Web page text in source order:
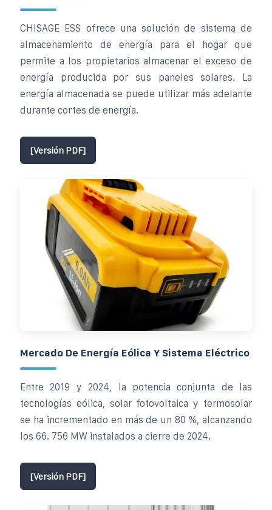
CHISAGE ESS ofrece una solución de sistema de
almacenamiento de energía para el hogar que
permite a los propietarios almacenar el exceso de
energía producida por sus paneles solares. La
energía almacenada se puede utilizar más adelante
durante cortes de energía.
[Versión PDF]
Mercado De Energía Eólica Y Sistema Eléctrico
Entre 2019 y 2024, la potencia conjunta de las
tecnologías eólica, solar fotovoltaica y termosolar
se ha incrementado en más de un 80 %, alcanzando
los 66. 756 MW instalados a cierre de 2024.
[Versión PDF]